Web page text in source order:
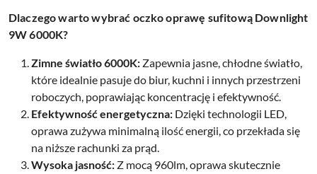
Dlaczego warto wybrać oczko oprawę sufitową Downlight
9W 6000K?
Zimne światło 6000K: Zapewnia jasne, chłodne światło,
które idealnie pasuje do biur, kuchni i innych przestrzeni
roboczych, poprawiając koncentrację i efektywność.
Efektywność energetyczna: Dzięki technologii LED,
oprawa zużywa minimalną ilość energii, co przekłada się
na niższe rachunki za prąd.
Wysoka jasność: Z mocą 960lm, oprawa skutecznie